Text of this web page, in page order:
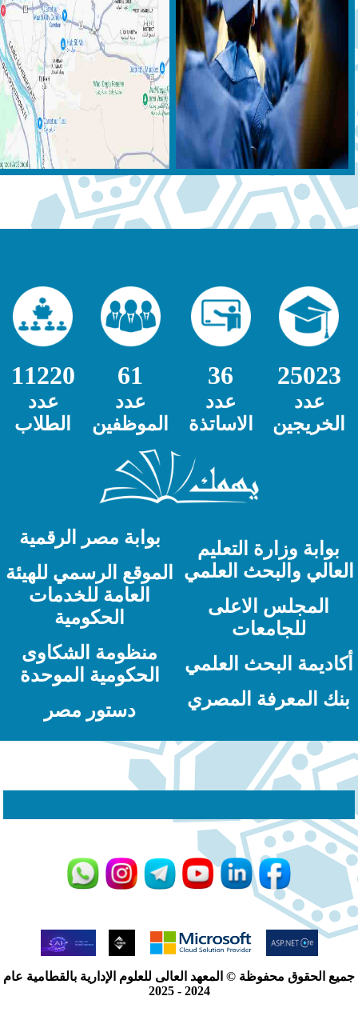
25023
36
61
11220
عدد
الخريجين
عدد
الاساتذة
عدد
الموظفين
عدد
الطلاب
بوابة وزارة التعليم
والبحث العلمي
المجلس الاعلى
للجامعات
البحث العلمي
المعرفة المصري
بوابة مصر الرقمية
الموقع الرسمي للهيئة
العامة للخدمات
الحكومية
منظومة الشكاوى
الحكومية الموحدة
دستور مصر
الحقوق محفوظة © المعهد العالى للعلوم الإدارية بالقطامية عام
2024 - 2025